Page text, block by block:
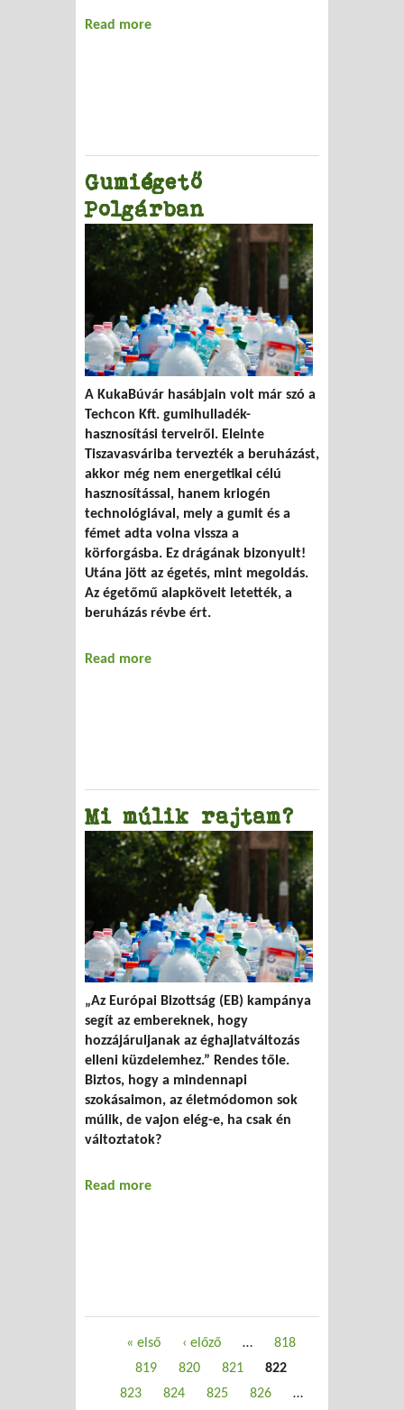
Read more
Gumiégető
Polgárban
A KukaBúvár hasábjain volt már szó a
Techcon Kft. gumihulladék-
hasznosítási terveiről. Eleinte
Tiszavasváriba tervezték a beruházást,
akkor még nem energetikai célú
hasznosítással, hanem kriogén
technológiával, mely a gumit és a
fémet adta volna vissza a
körforgásba. Ez drágának bizonyult!
Utána jött az égetés, mint megoldás.
Az égetőmű alapköveit letették, a
beruházás révbe ért.
Read more
Mi múlik rajtam?
„Az Európai Bizottság (EB) kampánya
segít az embereknek, hogy
hozzájáruljanak az éghajlatváltozás
elleni küzdelemhez.” Rendes tőle.
Biztos, hogy a mindennapi
szokásaimon, az életmódomon sok
múlik, de vajon elég-e, ha csak én
változtatok?
Read more
Oldalak« első ‹ előző …
818
819
820 821
822
823
824 825 826
…